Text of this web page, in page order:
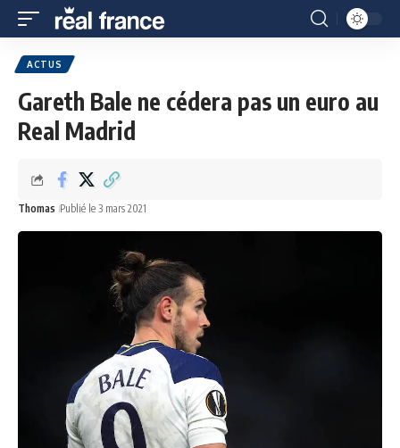
ACTUS
Gareth Bale ne cédera pas un euro au
Real Madrid
Thomas Publié le 3 mars 2021